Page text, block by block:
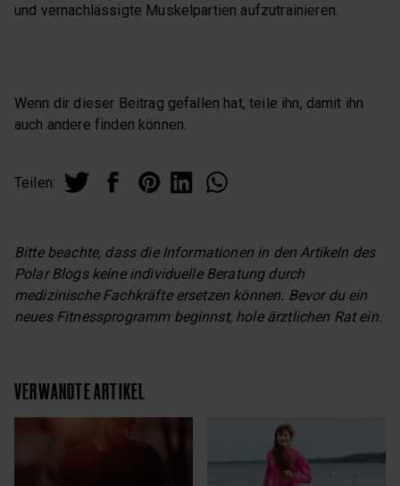
und vernachlässigte Muskelpartien aufzutrainieren.
Wenn dir dieser Beitrag gefallen hat, teile ihn, damit ihn
auch andere finden können.
Teilen:
Bitte beachte, dass die Informationen in den Artikeln des
Polar Blogs keine individuelle Beratung durch
medizinische Fachkräfte ersetzen können. Bevor du ein
neues Fitnessprogramm beginnst, hole ärztlichen Rat ein.
VERWANDTE ARTIKEL